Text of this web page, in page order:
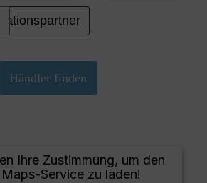
Ihre Zustimmung, um den
Service zu laden!